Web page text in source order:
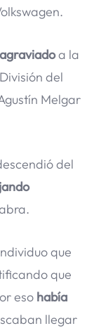
a la
del
Melgar
del
que
que
eso había
llegar